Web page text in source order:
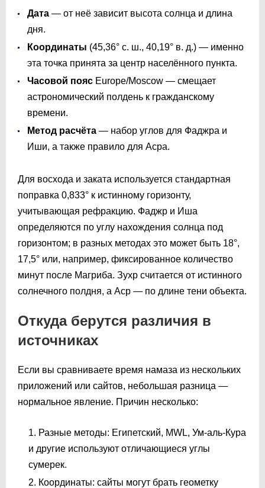
Дата — от неё зависит высота солнца и длина
дня.
Координаты (45,36° с. ш., 40,19° в. д.) — именно
эта точка принята за центр населённого пункта.
Часовой пояс Europe/Moscow — смещает
астрономический полдень к гражданскому
времени.
Метод расчёта — набор углов для Фаджра и
Иши, а также правило для Асра.
Для восхода и заката используется стандартная
поправка 0,833° к истинному горизонту,
учитывающая рефракцию. Фаджр и Иша
определяются по углу нахождения солнца под
горизонтом; в разных методах это может быть 18°,
17,5° или, например, фиксированное количество
минут после Магриба. Зухр считается от истинного
солнечного полдня, а Аср — по длине тени объекта.
Откуда берутся различия в
источниках
Если вы сравниваете время намаза из нескольких
приложений или сайтов, небольшая разница —
нормальное явление. Причин несколько:
Разные методы: Египетский, MWL, Ум-аль-Кура
и другие используют отличающиеся углы
сумерек.
Координаты: сайты могут брать геометку